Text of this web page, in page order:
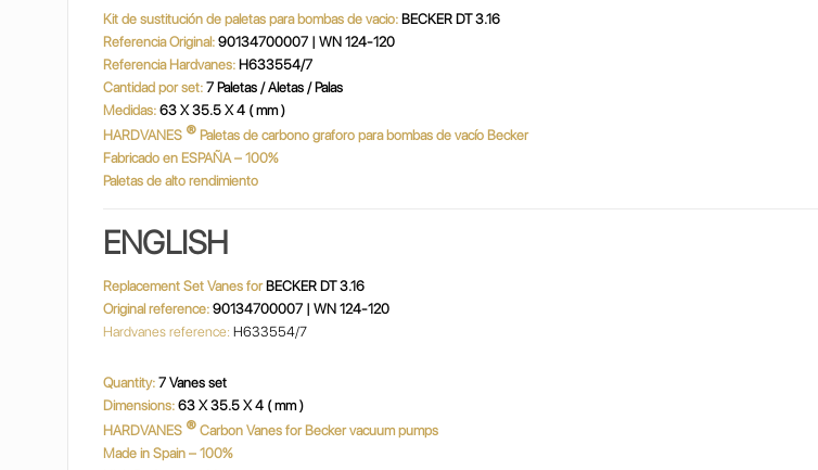
Kit de sustitución de paletas para bombas de vacio: BECKER DT 3.16
Referencia Original:90134700007 | WN 124-120
Referencia Hardvanes:H633554/7
Cantidad por set: 7 Paletas / Aletas / Palas
Medidas:63 X 35.5 X 4 ( mm )
HARDVANES ® Paletas de carbono graforo para bombas de vacío Becker
Fabricado en ESPAÑA – 100%
Paletas de alto rendimiento
ENGLISH
Replacement Set Vanes for BECKER DT 3.16
Original reference:90134700007 | WN 124-120
Hardvanes reference: H633554/7
Quantity:7 Vanes set
Dimensions: 63 X 35.5 X 4 ( mm )
HARDVANES ® Carbon Vanes for Becker vacuum pumps
Made in Spain – 100%